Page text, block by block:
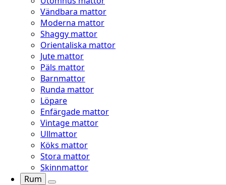
Vändbara mattor
Moderna mattor
Shaggy mattor
Orientaliska mattor
Jute mattor
Päls mattor
Barnmattor
Runda mattor
Löpare
Enfärgade mattor
Vintage mattor
Ullmattor
Köks mattor
Stora mattor
Skinnmattor
Rum